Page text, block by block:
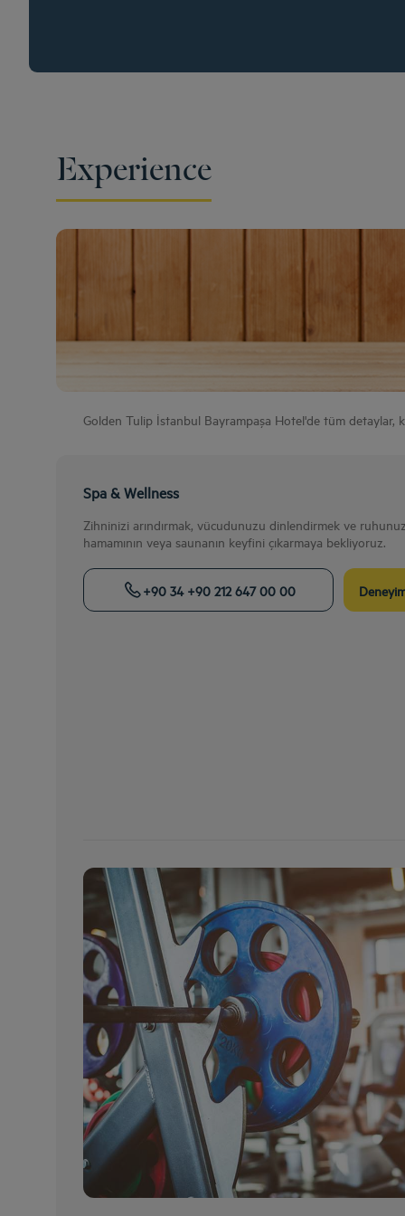
Experience
Golden Tulip İstanbul Bayrampaşa Hotel'de tüm detaylar,
Spa & Wellness
Zihninizi arındırmak, vücudunuzu dinlendirmek ve
hamamının veya saunanın keyfini çıkarmaya bekliyoruz.
+90 34 +90 212 647 00 00